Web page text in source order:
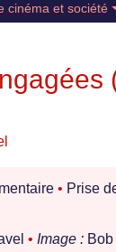
cinéma et société
• Prise
• Image :